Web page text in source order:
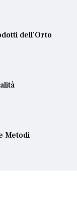
dell’Orto
Metodi